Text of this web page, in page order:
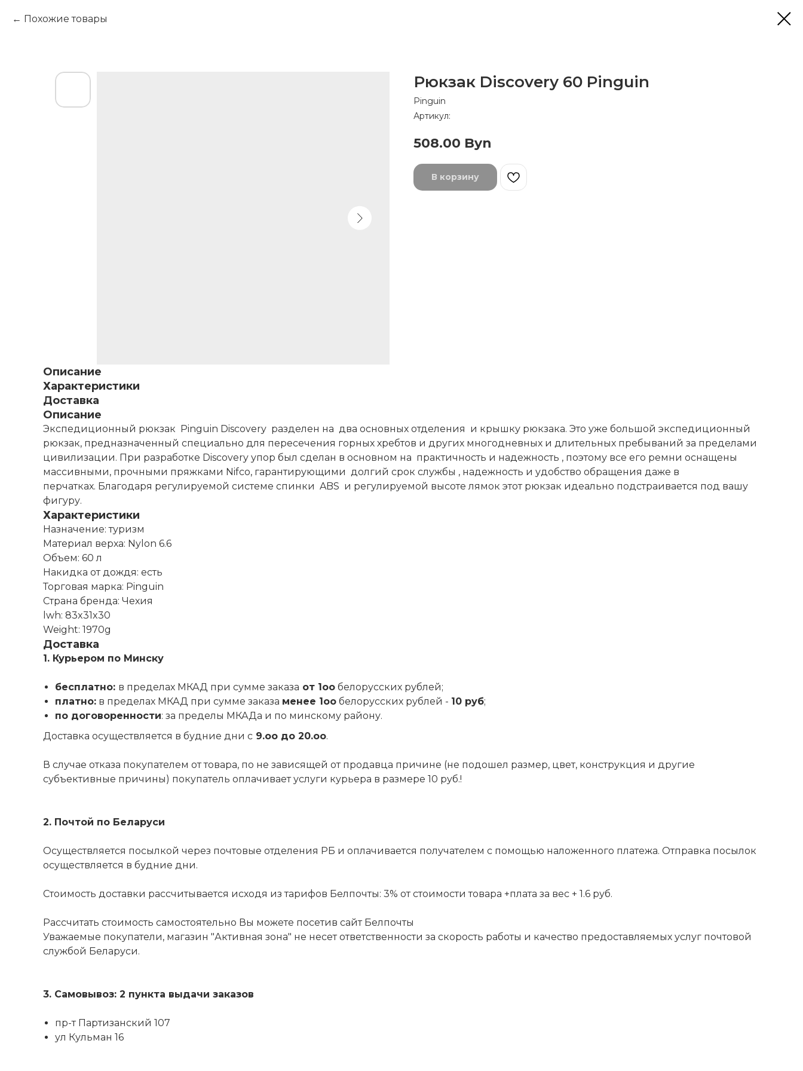
Похожие товары
Рюкзак Discovery 60 Pinguin
Pinguin
Артикул:
508.00 Byn
В корзину
Описание
Характеристики
Доставка
Описание
Экспедиционный рюкзак Pinguin Discovery разделен на два основных отделения и крышку рюкзака. Это уже большой экспедиционный
рюкзак, предназначенный специально для пересечения горных хребтов и других многодневных и длительных пребываний за пределами
цивилизации. При разработке Discovery упор был сделан в основном на практичность и надежность , поэтому все его ремни оснащены
массивными, прочными пряжками Nifco, гарантирующими долгий срок службы , надежность и удобство обращения даже в
перчатках. Благодаря регулируемой системе спинки ABS и регулируемой высоте лямок этот рюкзак идеально подстраивается под вашу
фигуру.
Характеристики
Назначение: туризм
Материал верха: Nylon 6.6
Объем: 60 л
Накидка от дождя: есть
Торговая марка: Pinguin
Страна бренда: Чехия
lwh: 83x31x30
Weight: 1970g
Доставка
1. Курьером по Минску
бесплатно: в пределах МКАД при сумме заказа от 1оо белорусских рублей;
платно: в пределах МКАД при сумме заказа менее 1оо белорусских рублей - 10 руб;
по договоренности: за пределы МКАДа и по минскому району.
Доставка осуществляется в будние дни с 9.оо до 20.оо.
В случае отказа покупателем от товара, по не зависящей от продавца причине (не подошел размер, цвет, конструкция и другие
субъективные причины) покупатель оплачивает услуги курьера в размере 10 руб.!
2. Почтой по Беларуси
Осуществляется посылкой через почтовые отделения РБ и оплачивается получателем с помощью наложенного платежа. Отправка посылок
осуществляется в будние дни.
Стоимость доставки рассчитывается исходя из тарифов Белпочты: 3% от стоимости товара +плата за вес + 1.6 руб.
Рассчитать стоимость самостоятельно Вы можете посетив сайт Белпочты
Уважаемые покупатели, магазин "Активная зона" не несет ответственности за скорость работы и качество предоставляемых услуг почтовой
службой Беларуси.
3. Самовывоз: 2 пункта выдачи заказов
пр-т Партизанский 107
ул Кульман 16